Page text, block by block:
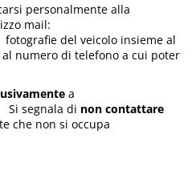
personalmente alla
mail:
del veicolo insieme al
numero di telefono a cui poter
a
Si segnala di non contattare
che non si occupa